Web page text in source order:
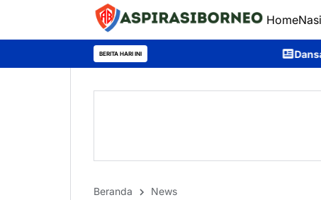
Home
BERITA HARI INI Dansatbrimob Polda Kalteng
Beranda News